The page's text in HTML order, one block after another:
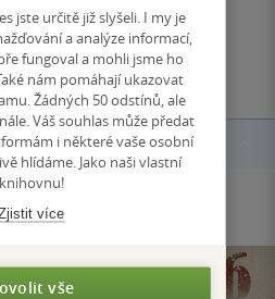
hodnocení
jste určitě již slyšeli. I my je
a analýze informací,
fungoval a mohli jsme ho
nám pomáhají ukazovat
Žádných 50 odstínů, ale
Váš souhlas může předat
i některé vaše osobní
hlídáme. Jako naši vlastní
knihovnu!
více
vše